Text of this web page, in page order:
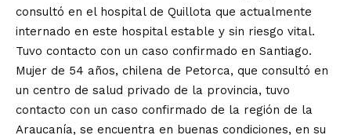
consultó en el hospital de Quillota que actualmente
internado en este hospital estable y sin riesgo vital.
Tuvo contacto con un caso confirmado en Santiago.
Mujer de 54 años, chilena de Petorca, que consultó en
un centro de salud privado de la provincia, tuvo
contacto con un caso confirmado de la región de la
Araucanía, se encuentra en buenas condiciones, en su